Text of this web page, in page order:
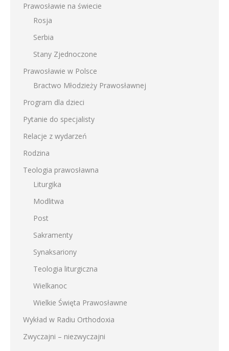
Prawosławie na świecie
Rosja
Serbia
Stany Zjednoczone
Prawosławie w Polsce
Bractwo Młodzieży Prawosławnej
Program dla dzieci
Pytanie do specjalisty
Relacje z wydarzeń
Rodzina
Teologia prawosławna
Liturgika
Modlitwa
Post
Sakramenty
Synaksariony
Teologia liturgiczna
Wielkanoc
Wielkie Święta Prawosławne
Wykład w Radiu Orthodoxia
Zwyczajni – niezwyczajni